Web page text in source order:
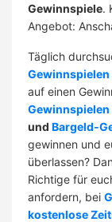
Gewinnspiele.
Angebot:
Täglich
Gewinnspielen
auf einen
Gewinnspielen
und Bargeld-
gewinnen und
überlassen?
Richtige für
anfordern, bei
kostenlose